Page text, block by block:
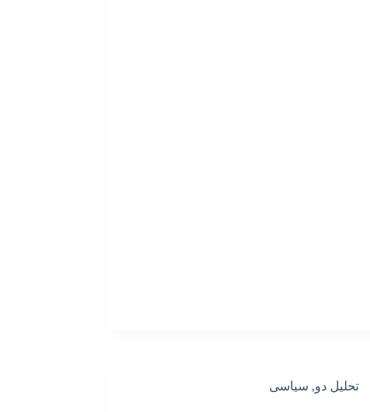
تحلیل دو, سیاسی